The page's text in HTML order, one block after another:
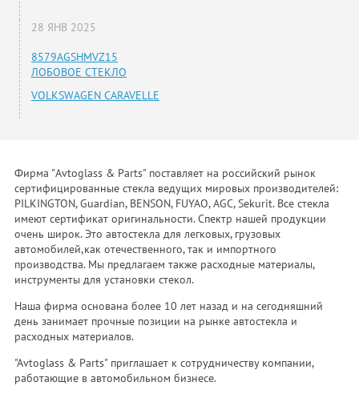
28 ЯНВ 2025
8579AGSHMVZ15
ЛОБОВОЕ СТЕКЛО
VOLKSWAGEN CARAVELLE
Фирма "Avtoglass & Parts" поставляет на российский рынок
сертифицированные стекла ведущих мировых производителей:
PILKINGTON, Guardian, BENSON, FUYAO, AGC, Sekurit. Все стекла
имеют сертификат оригинальности. Спектр нашей продукции
очень широк. Это автостекла для легковых, грузовых
автомобилей,как отечественного, так и импортного
производства. Мы предлагаем также расходные материалы,
инструменты для установки стекол.
Наша фирма основана более 10 лет назад и на сегодняшний
день занимает прочные позиции на рынке автостекла и
расходных материалов.
"Avtoglass & Parts" приглашает к сотрудничеству компании,
работающие в автомобильном бизнесе.